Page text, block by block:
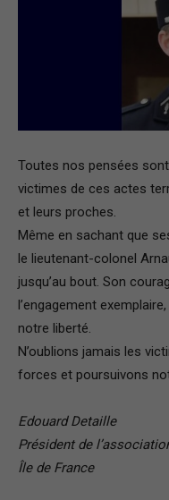
Toutes nos pensées
victimes de ces actes
et leurs proches.
Même en sachant que
le lieutenant-colonel
jusqu’au bout. Son
l’engagement
notre liberté.
N’oublions jamais les
forces et poursuivons
Edouard Detaille
Président de
Île de France